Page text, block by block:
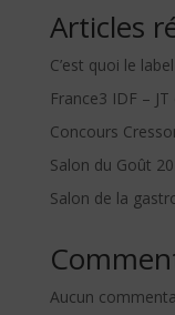
Articles
C’est quoi le
France3 IDF –
Concours
Salon du Goût
Salon de la
Aucun